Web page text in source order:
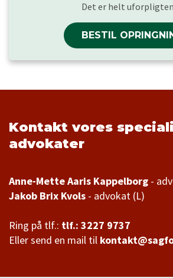
Det er helt
BESTIL
Kontakt vores
advokater
Anne-Mette Aaris Kappelborg
Jakob Brix Kvols - advokat (L)
Ring på tlf.: tlf.: 3227 9737
Eller send en mail til